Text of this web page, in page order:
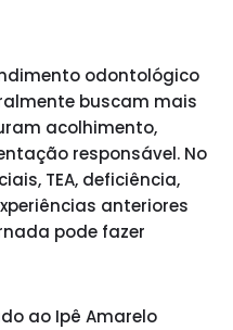
odontológico
buscam mais
acolhimento,
responsável. No
TEA, deficiência,
anteriores
pode fazer
ao Ipê Amarelo